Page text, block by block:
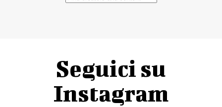
Seguici su
Instagram